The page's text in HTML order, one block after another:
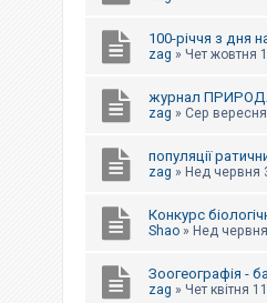
100-річчя з дня
zag » Чет жовтня
журнал
zag » Сер
популяції
zag » Нед червня
Конкурс
Shao » Нед
Зоогеографія -
zag » Чет квітня